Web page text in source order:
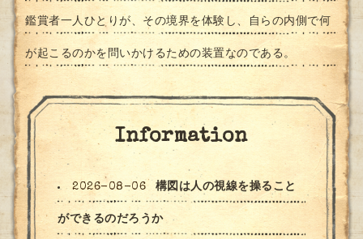
鑑賞者一人ひとりが、その境界を体験し、自らの内側で何
が起こるのかを問いかけるための装置なのである。
Information
2026-08-06 構図は人の視線を操ること
ができるのだろうか